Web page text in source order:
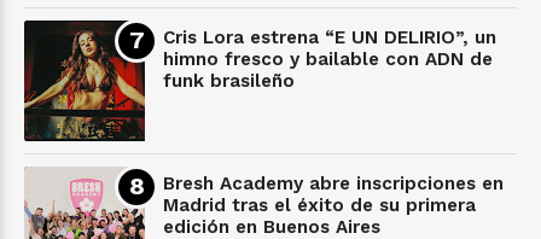
Cris Lora estrena “E UN DELIRIO”, un
himno fresco y bailable con ADN de
funk brasileño
Bresh Academy abre inscripciones en
Madrid tras el éxito de su primera
edición en Buenos Aires